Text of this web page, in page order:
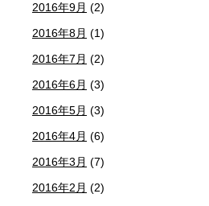
2016年9月 (2)
2016年8月 (1)
2016年7月 (2)
2016年6月 (3)
2016年5月 (3)
2016年4月 (6)
2016年3月 (7)
2016年2月 (2)